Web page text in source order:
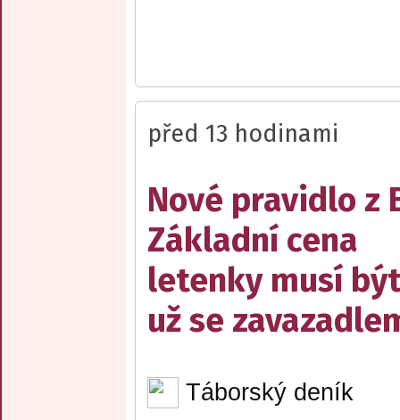
před 13 hodinami
Nové pravidlo z
Základní cena
letenky musí
už se
Táborský deník